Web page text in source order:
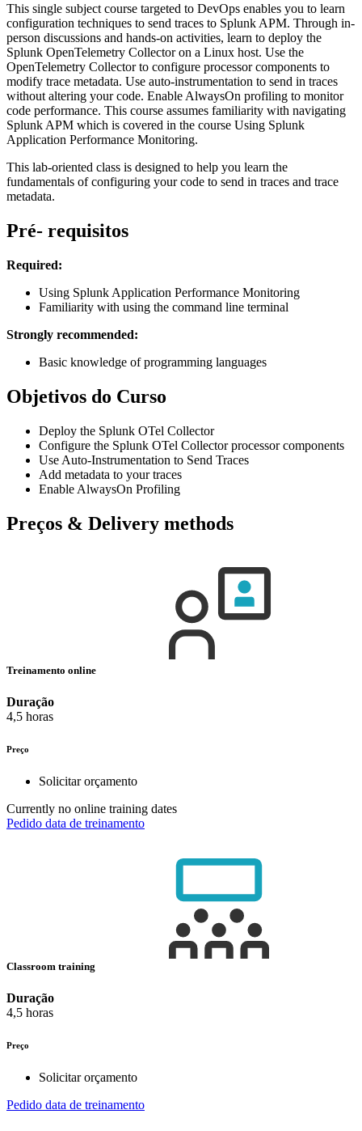
This single subject course targeted to DevOps enables you to learn
configuration techniques to send traces to Splunk APM. Through in-
person discussions and hands-on activities, learn to deploy the
Splunk OpenTelemetry Collector on a Linux host. Use the
OpenTelemetry Collector to configure processor components to
modify trace metadata. Use auto-instrumentation to send in traces
without altering your code. Enable AlwaysOn profiling to monitor
code performance. This course assumes familiarity with navigating
Splunk APM which is covered in the course Using Splunk
Application Performance Monitoring.
This lab-oriented class is designed to help you learn the
fundamentals of configuring your code to send in traces and trace
metadata.
Pré- requisitos
Required:
Using Splunk Application Performance Monitoring
Familiarity with using the command line terminal
Strongly recommended:
Basic knowledge of programming languages
Objetivos do Curso
Deploy the Splunk OTel Collector
Configure the Splunk OTel Collector processor components
Use Auto-Instrumentation to Send Traces
Add metadata to your traces
Enable AlwaysOn Profiling
Preços & Delivery methods
Treinamento online
Duração
4,5 horas
Preço
Solicitar orçamento
Currently no online training dates
Pedido data de treinamento
Classroom training
Duração
4,5 horas
Preço
Solicitar orçamento
Pedido data de treinamento